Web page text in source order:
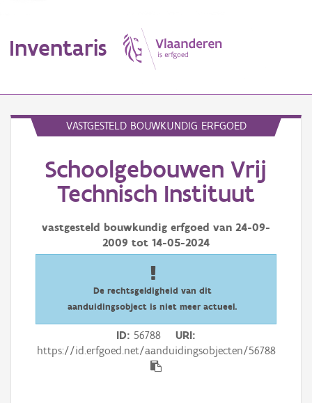
Inventaris
Erfgoedobject
Aanduidingsobject
Waarneming
Downloads
VASTGESTELD BOUWKUNDIG ERFGOED
Schoolgebouwen Vrij
Technisch Instituut
vastgesteld bouwkundig erfgoed van 24-09-
2009 tot 14-05-2024
De rechtsgeldigheid van dit
aanduidingsobject is niet meer actueel.
ID 56788
URI
https://id.erfgoed.net/aanduidingsobjecten/56788